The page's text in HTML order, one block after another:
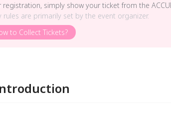
registration, simply show your ticket from the
rules are primarily set by the event organizer.
to Collect Tickets?